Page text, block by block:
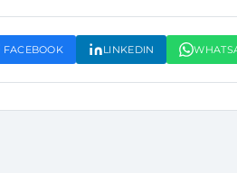
FACEBOOK LINKEDIN